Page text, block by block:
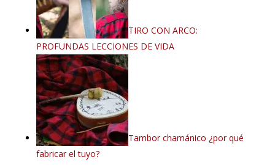
TIRO CON ARCO:
PROFUNDAS LECCIONES DE VIDA
Tambor chamánico ¿por qué
fabricar el tuyo?